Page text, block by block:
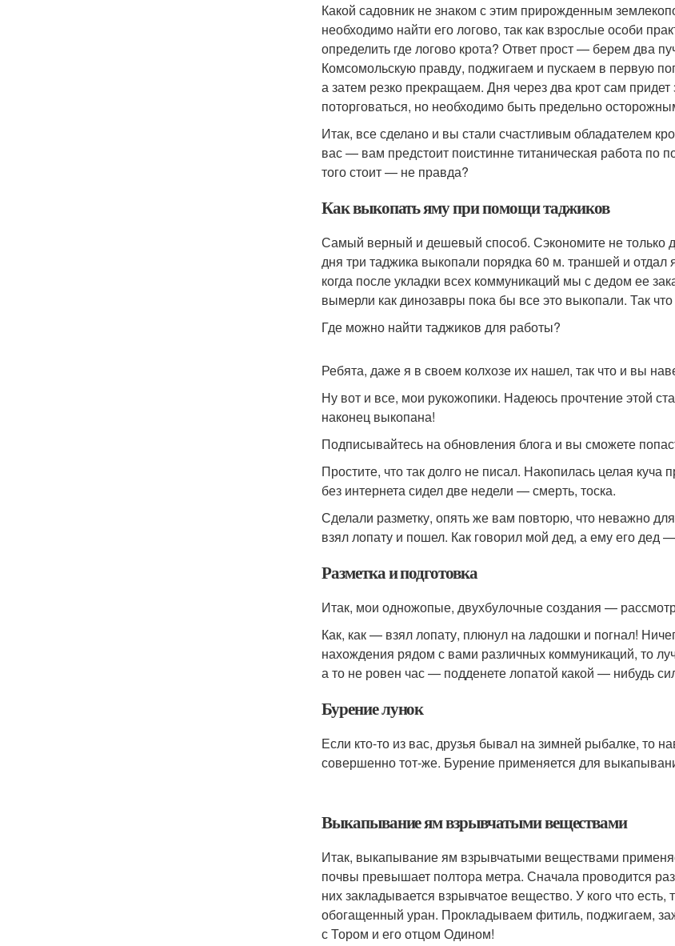
Какой садовник не знаком с этим прирожденным
необходимо найти его логово, так как взрослые особи
определить где логово крота? Ответ прост — берем два
Комсомольскую правду, поджигаем и пускаем в первую
а затем резко прекращаем. Дня через два крот сам
поторговаться, но необходимо быть предельно
Итак, все сделано и вы стали счастливым обладателем
вас — вам предстоит поистинне титаническая работа по
того стоит — не правда?
Как выкопать яму при помощи таджиков
Самый верный и дешевый способ. Сэкономите не только
дня три таджика выкопали порядка 60 м. траншей и
когда после укладки всех коммуникаций мы с дедом ее
вымерли как динозавры пока бы все это выкопали. Так
Где можно найти таджиков для работы?
Ребята, даже я в своем колхозе их нашел, так что и вы
Ну вот и все, мои рукожопики. Надеюсь прочтение этой
наконец выкопана!
Подписывайтесь на обновления блога и вы сможете
Простите, что так долго не писал. Накопилась целая куча
без интернета сидел две недели — смерть, тоска.
Сделали разметку, опять же вам повторю, что неважно
взял лопату и пошел. Как говорил мой дед, а ему его дед
Разметка и подготовка
Итак, мои одножопые, двухбулочные создания —
Как, как — взял лопату, плюнул на ладошки и погнал!
нахождения рядом с вами различных коммуникаций, то
а то не ровен час — подденете лопатой какой — нибудь
Бурение лунок
Если кто-то из вас, друзья бывал на зимней рыбалке, то
совершенно тот-же. Бурение применяется для
Выкапывание ям взрывчатыми веществами
Итак, выкапывание ям взрывчатыми веществами
почвы превышает полтора метра. Сначала проводится
них закладывается взрывчатое вещество. У кого что
обогащенный уран. Прокладываем фитиль, поджигаем,
с Тором и его отцом Одином!